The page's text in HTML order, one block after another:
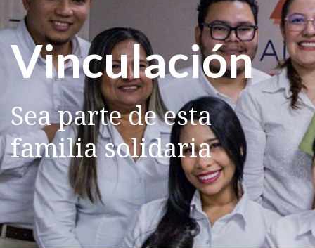
Vinculación
Sea parte de esta
familia solidaria